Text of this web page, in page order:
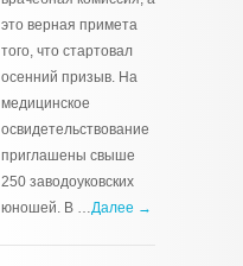
это верная примета
того, что стартовал
осенний призыв. На
медицинское
освидетельствование
приглашены свыше
250 заводоуковских
юношей. В …Далее →